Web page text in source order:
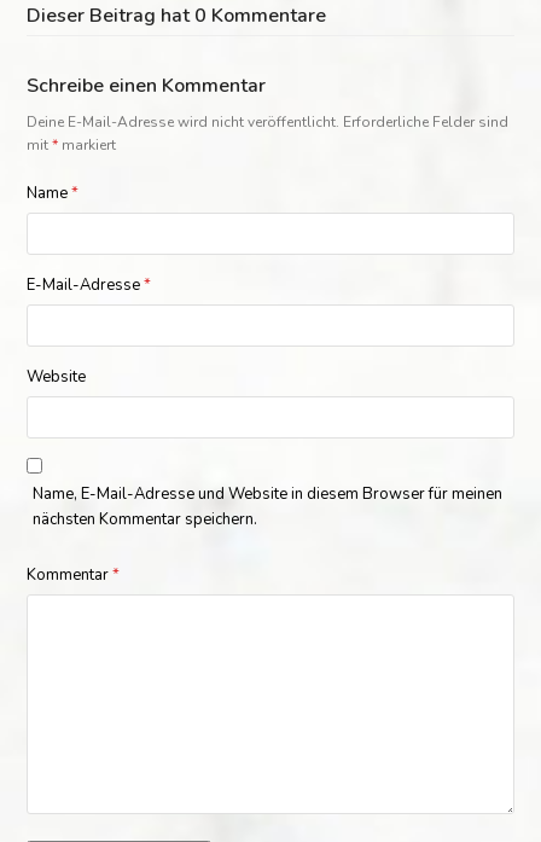
Dieser Beitrag hat 0 Kommentare
Schreibe einen Kommentar
Deine E-Mail-Adresse wird nicht veröffentlicht. Erforderliche Felder sind
mit* markiert
Name*
E-Mail-Adresse*
Website
Name, E-Mail-Adresse und Website in diesem Browser für meinen
nächsten Kommentar speichern.
Kommentar*